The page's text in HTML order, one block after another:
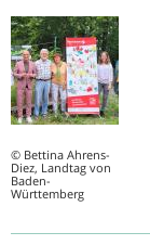
© Bettina Ahrens-
Diez, Landtag von
Baden-
Württemberg